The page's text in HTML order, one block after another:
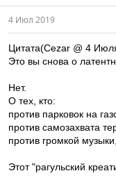
4 Июл 2019
Цитата(Cezar @ 4
Это вы снова о
Нет.
О тех, кто:
против парковок на
против самозахвата
против громкой
Этот "рагульский